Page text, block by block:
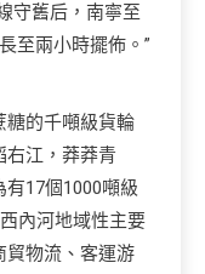
守舊后，南寧至
至兩小時擺佈。”
糖的千噸級貨輪
右江，莽莽青
17個1000噸級
內河地域性主要
貿物流、客運游